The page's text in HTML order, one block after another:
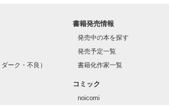
でもあなたを愛しています。
作品を読む
ーク・不良）
書籍発売情報
発売中の本を探す
発売予定一覧
書籍化作家一覧
コミック
noicomi